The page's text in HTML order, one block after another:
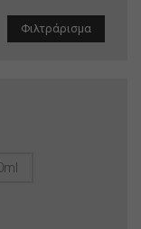
Φιλτράρισμα